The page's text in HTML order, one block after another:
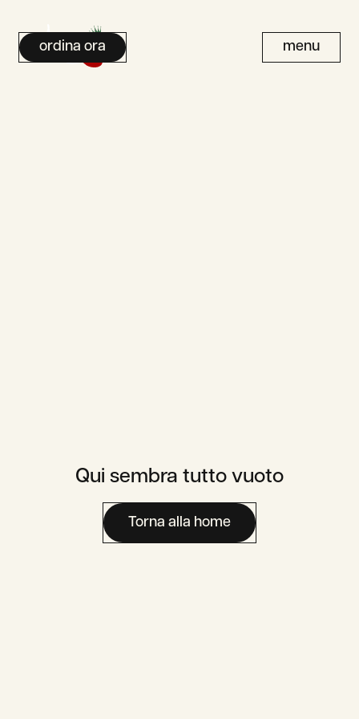
ordina ora menu
Carriera
Area Media
Contatti
Area Utente
Qui sembra tutto vuoto
Torna alla home